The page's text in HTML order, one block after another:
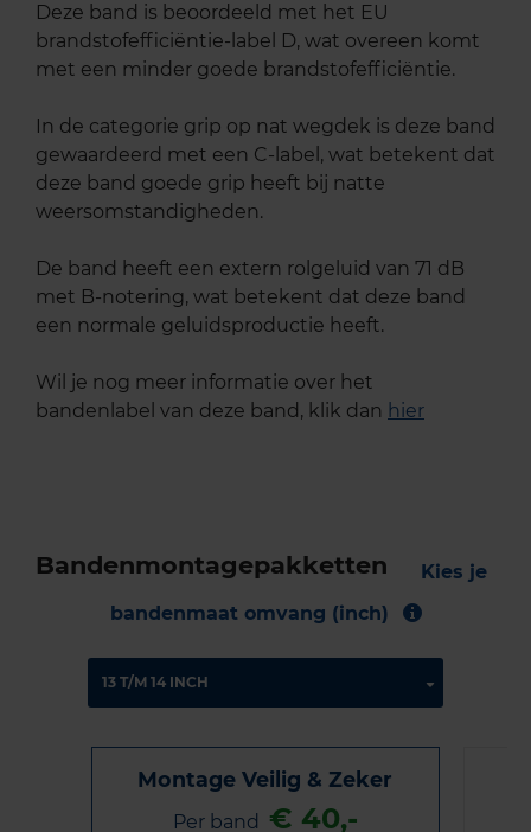
Deze band is beoordeeld met het EU
brandstofefficiëntie-label D, wat overeen komt
met een minder goede brandstofefficiëntie.
In de categorie grip op nat wegdek is deze band
gewaardeerd met een C-label, wat betekent dat
deze band goede grip heeft bij natte
weersomstandigheden.
De band heeft een extern rolgeluid van 71 dB
met B-notering, wat betekent dat deze band
een normale geluidsproductie heeft.
Wil je nog meer informatie over het
bandenlabel van deze band, klik dan hier
Bandenmontagepakketten
Kies je
bandenmaat omvang (inch)
Montage Veilig & Zeker
Per band € 40,-